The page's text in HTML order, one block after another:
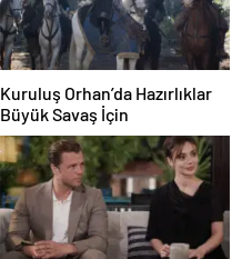
Kuruluş Orhan’da Hazırlıklar
Büyük Savaş İçin